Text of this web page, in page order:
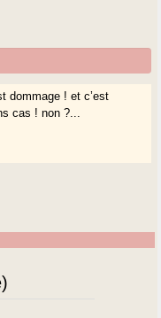
dommage ! et c’est
cas ! non ?...